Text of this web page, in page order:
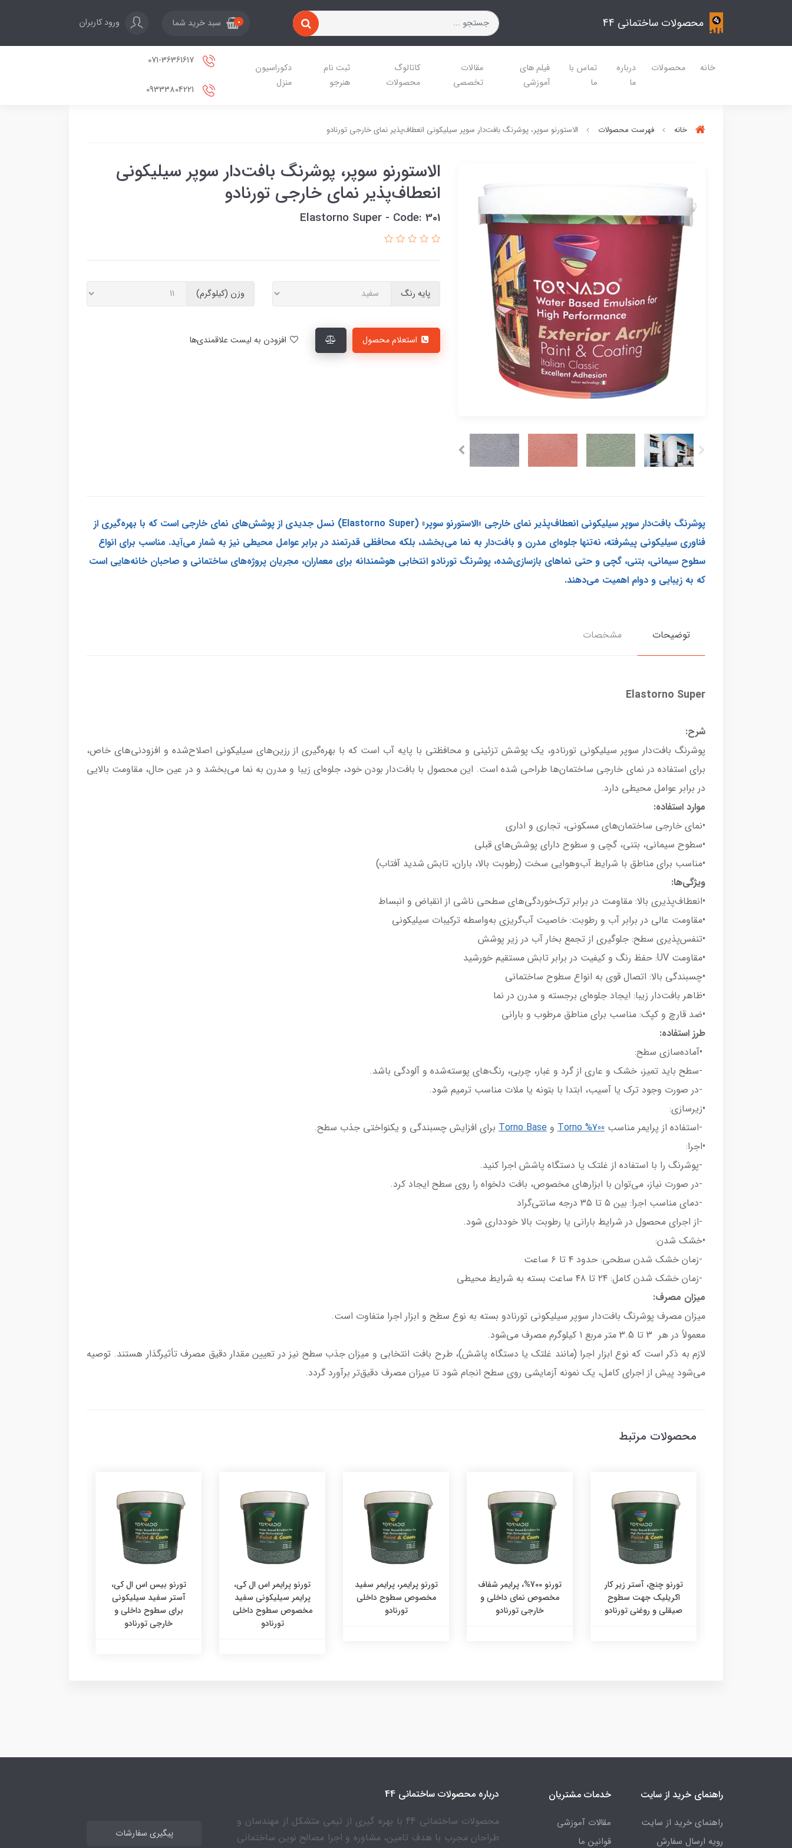
محصولات ساختمانی 44 0 سبد خرید شما ورود کاربران
خانه محصولات
درباره
ما
تماس با
ما
فیلم های
آموزشی
مقالات
تخصصی
کاتالوگ
محصولات
ثبت نام
هنرجو
دکوراسیون
منزل
خانه فهرست محصولات الاستورنو سوپر، پوشرنگ بافت‌دار سوپر سیلیکونی انعطاف‌پذیر نمای خارجی تورنادو
الاستورنو سوپر، پوشرنگ بافت‌دار سوپر سیلیکونی
انعطاف‌پذیر نمای خارجی تورنادو
Elastorno Super - Code: 301
پایه رنگ وزن (کیلوگرم)
استعلام محصول
پوشرنگ بافت‌دار سوپر سیلیکونی انعطاف‌پذیر نمای خارجی «الاستورنو سوپر» (Elastorno Super) نسل جدیدی از پوشش‌های نمای خارجی است که با بهره‌گیری از
فناوری سیلیکونی پیشرفته، نه‌تنها جلوه‌ای مدرن و بافت‌دار به نما می‌بخشد، بلکه محافظی قدرتمند در برابر عوامل محیطی نیز به شمار می‌آید. مناسب برای انواع
سطوح سیمانی، بتنی، گچی و حتی نماهای بازسازی‌شده، پوشرنگ تورنادو انتخابی هوشمندانه برای معماران، مجریان پروژه‌های ساختمانی و صاحبان خانه‌هایی است
که به زیبایی و دوام اهمیت می‌دهند.
توضیحات مشخصات
Elastorno Super
شرح:
پوشرنگ بافت‌دار سوپر سیلیکونی تورنادو، یک پوشش تزئینی و محافظتی با پایه آب است که با بهره‌گیری از رزین‌های سیلیکونی اصلاح‌شده و افزودنی‌های خاص،
برای استفاده در نمای خارجی ساختمان‌ها طراحی شده است. این محصول با بافت‌دار بودن خود، جلوه‌ای زیبا و مدرن به نما می‌بخشد و در عین حال، مقاومت بالایی
در برابر عوامل محیطی دارد.
موارد استفاده:
•نمای خارجی ساختمان‌های مسکونی، تجاری و اداری
•سطوح سیمانی، بتنی، گچی و سطوح دارای پوشش‌های قبلی
•مناسب برای مناطق با شرایط آب‌وهوایی سخت (رطوبت بالا، باران، تابش شدید آفتاب)
ویژگی‌ها:
•انعطاف‌پذیری بالا: مقاومت در برابر ترک‌خوردگی‌های سطحی ناشی از انقباض و انبساط
•مقاومت عالی در برابر آب و رطوبت: خاصیت آب‌گریزی به‌واسطه ترکیبات سیلیکونی
•تنفس‌پذیری سطح: جلوگیری از تجمع بخار آب در زیر پوشش
•مقاومت UV: حفظ رنگ و کیفیت در برابر تابش مستقیم خورشید
•چسبندگی بالا: اتصال قوی به انواع سطوح ساختمانی
•ظاهر بافت‌دار زیبا: ایجاد جلوه‌ای برجسته و مدرن در نما
•ضد قارچ و کپک: مناسب برای مناطق مرطوب و بارانی
طرز استفاده:
•آماده‌سازی سطح:
-سطح باید تمیز، خشک و عاری از گرد و غبار، چربی، رنگ‌های پوسته‌شده و آلودگی باشد.
-در صورت وجود ترک یا آسیب، ابتدا با بتونه یا ملات مناسب ترمیم شود.
•زیرسازی:
-استفاده از پرایمر مناسب Torno %700 و Torno Base برای افزایش چسبندگی و یکنواختی جذب سطح.
•اجرا:
-پوشرنگ را با استفاده از غلتک یا دستگاه پاشش اجرا کنید.
-در صورت نیاز، می‌توان با ابزارهای مخصوص، بافت دلخواه را روی سطح ایجاد کرد.
-دمای مناسب اجرا: بین ۵ تا ۳۵ درجه سانتی‌گراد
-از اجرای محصول در شرایط بارانی یا رطوبت بالا خودداری شود.
•خشک شدن:
-زمان خشک شدن سطحی: حدود ۴ تا ۶ ساعت
-زمان خشک شدن کامل: ۲۴ تا ۴۸ ساعت بسته به شرایط محیطی
میزان مصرف:
میزان مصرف پوشرنگ بافت‌دار سوپر سیلیکونی تورنادو بسته به نوع سطح و ابزار اجرا متفاوت است.
معمولاً در هر 3 تا 3.5 متر مربع 1 کیلوگرم مصرف می‌شود.
لازم به ذکر است که نوع ابزار اجرا (مانند غلتک یا دستگاه پاشش)، طرح بافت انتخابی و میزان جذب سطح نیز در تعیین مقدار دقیق مصرف تأثیرگذار هستند. توصیه
می‌شود پیش از اجرای کامل، یک نمونه آزمایشی روی سطح انجام شود تا میزان مصرف دقیق‌تر برآورد گردد.
محصولات مرتبط
تورنو چنج، آستر زیر کار
اکریلیک جهت سطوح
صیقلی و روغنی تورنادو
تورنو 700%، پرایمر شفاف
مخصوص نمای داخلی و
خارجی تورنادو
تورنو پرایمر، پرایمر سفید
مخصوص سطوح داخلی
تورنادو
تورنو پرایمر اس ال کی،
پرایمر سیلیکونی سفید
مخصوص سطوح داخلی
تورنادو
تورنو بیس اس ال کی،
آستر سفید سیلیکونی
برای سطوح داخلی و
خارجی تورنادو
راهنمای خرید از سایت
راهنمای خرید از سایت
رویه ارسال سفارش
خدمات مشتریان
مقالات آموزشی
قوانین ما
درباره محصولات ساختمانی 44
محصولات ساختمانی 44 با بهره گیری از تیمی متشکل از مهندسان و
طراحان مجرب با هدف تامین، مشاوره و اجرا مصالح نوین ساختمانی
پیگیری سفارشات